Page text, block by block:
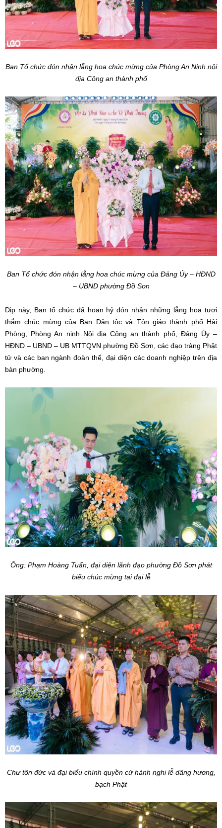
Ban Tổ chức đón nhận lẵng hoa chúc mừng của Phòng An Ninh nội
địa Công an thành phố
Ban Tổ chức đón nhận lẵng hoa chúc mừng của Đảng Ủy – HĐND
– UBND phường Đồ Sơn
Dịp này, Ban tổ chức đã hoan hỷ đón nhận những lẵng hoa tươi
thắm chúc mừng của Ban Dân tộc và Tôn giáo thành phố Hải
Phòng, Phòng An ninh Nội địa Công an thành phố, Đảng Ủy –
HĐND – UBND – UB MTTQVN phường Đồ Sơn, các đạo tràng Phật
tử và các ban ngành đoàn thể, đại diện các doanh nghiệp trên địa
bàn phường.
Ông: Phạm Hoàng Tuấn, đại diện lãnh đạo phường Đồ Sơn phát
biểu chúc mừng tại đại lễ
Chư tôn đức và đại biểu chính quyền cử hành nghi lễ dâng hương,
bạch Phật